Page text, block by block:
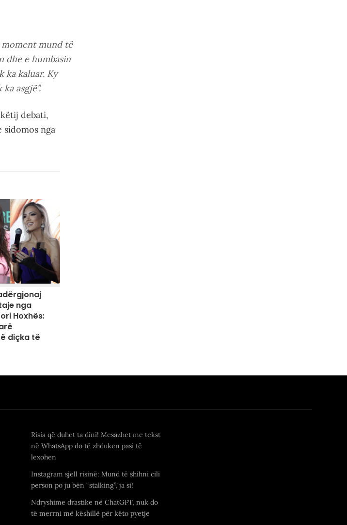
moment mund të
dhe e humbasin
ka kaluar. Ky
asgjë”.
debati,
sidomos nga
nga
Hoxhës:
diçka të
Risia që duhet ta dini! Mesazhet me tekst
në WhatsApp do të zhduken pasi të
lexohen
Instagram sjell risinë: Mund të shihni cili
person po ju bën “stalking”, ja si!
Ndryshime drastike në ChatGPT, nuk do
të merrni më këshillë për këto pyetje